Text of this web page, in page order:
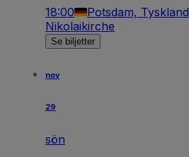
18:00 Potsdam, Tyskland
Nikolaikirche
Se biljetter
nov
29
sön